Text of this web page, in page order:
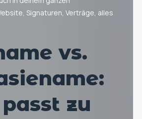
Signaturen, Verträge, alles
vs.
zu